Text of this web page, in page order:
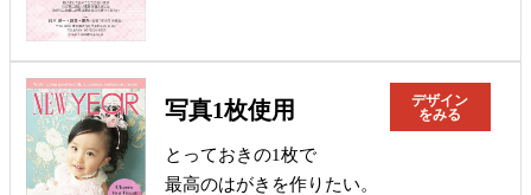
写真1枚使用
デザイン
をみる
とっておきの1枚で
最高のはがきを作りたい。